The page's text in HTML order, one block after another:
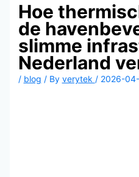
Hoe
de
slimme
Nederland
/ blog / By verytek / 2026-